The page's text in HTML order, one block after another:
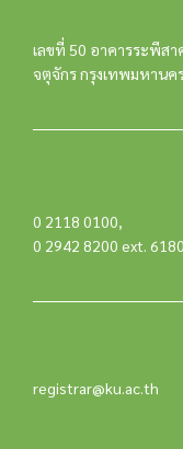
เลขที่ 50 อาคารระพีสา
จตุจักร กรุงเทพมหานค
0 2118 0100,
0 2942 8200 ext.
registrar@ku.ac.th